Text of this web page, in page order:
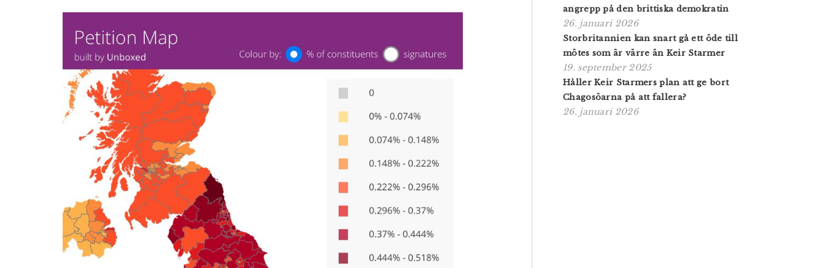
angrepp på den brittiska demokratin
26. januari 2026
Storbritannien kan snart gå ett öde till
mötes som är värre än Keir Starmer
19. september 2025
Håller Keir Starmers plan att ge bort
Chagosöarna på att fallera?
26. januari 2026